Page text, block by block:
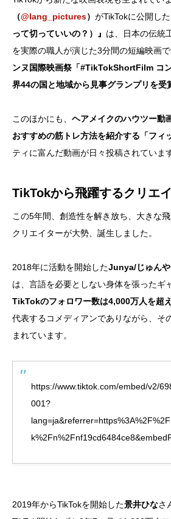
（@lang_pictures） がTikTokに公開した
って切っていいの？）』 は、日本の伝統
を実際の職人が演じた3分間の短編映画で
ンヌ国際映画祭「#TikTokShortFilm コ
界44の国と地域から見事グランプリを受
このほかにも、 ヘアメイクのハウツー動
おすすめの筋トレ方法を紹介する「フィ
ティに富んだ動画が日々投稿されています
TikTokから飛躍するクリエ
この5年間、創造性を解き放ち、大きな
クリエイターが大勢、誕生しました。
2018年に活動を開始したJunya/じゅんや
は、言語を必要としない身体を張ったギ
TikTokのフォロワー数は4,000万人を超え
代表するコメディアンでありながら、そ
まれています。
https://www.tiktok.com/embed/v2/
001?
2019年からTikTokを開始した景井ひなさ